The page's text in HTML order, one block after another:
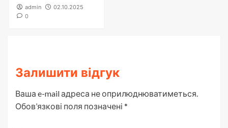
admin
02.10.2025
0
Залишити відгук
Ваша e-mail адреса не оприлюднюватиметься.
Обов’язкові поля позначені *